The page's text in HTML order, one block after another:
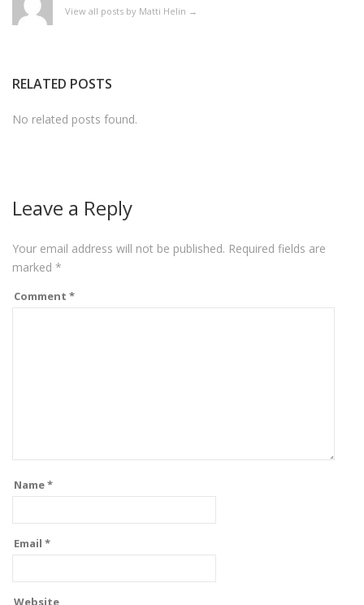
View all posts by Matti Helin →
RELATED POSTS
No related posts found.
Leave a Reply
Your email address will not be published. Required fields are
marked *
Comment *
Name*
Email *
Website